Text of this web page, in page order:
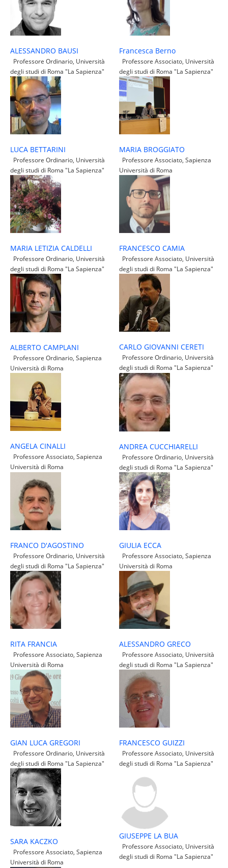
ALESSANDRO BAUSI
Professore Ordinario, Università
degli studi di Roma "La Sapienza"
Francesca Berno
Professore Associato, Università
degli studi di Roma "La Sapienza"
LUCA BETTARINI
Professore Ordinario, Università
degli studi di Roma "La Sapienza"
MARIA BROGGIATO
Professore Associato, Sapienza
Università di Roma
MARIA LETIZIA CALDELLI
Professore Ordinario, Università
degli studi di Roma "La Sapienza"
FRANCESCO CAMIA
Professore Associato, Università
degli studi di Roma "La Sapienza"
ALBERTO CAMPLANI
Professore Ordinario, Sapienza
Università di Roma
CARLO GIOVANNI CERETI
Professore Ordinario, Università
degli studi di Roma "La Sapienza"
ANGELA CINALLI
Professore Associato, Sapienza
Università di Roma
ANDREA CUCCHIARELLI
Professore Ordinario, Università
degli studi di Roma "La Sapienza"
FRANCO D'AGOSTINO
Professore Ordinario, Università
degli studi di Roma "La Sapienza"
GIULIA ECCA
Professore Associato, Sapienza
Università di Roma
RITA FRANCIA
Professore Associato, Sapienza
Università di Roma
ALESSANDRO GRECO
Professore Associato, Università
degli studi di Roma "La Sapienza"
GIAN LUCA GREGORI
Professore Ordinario, Università
degli studi di Roma "La Sapienza"
FRANCESCO GUIZZI
Professore Associato, Università
degli studi di Roma "La Sapienza"
SARA KACZKO
Professore Associato, Sapienza
Università di Roma
GIUSEPPE LA BUA
Professore Associato, Università
degli studi di Roma "La Sapienza"